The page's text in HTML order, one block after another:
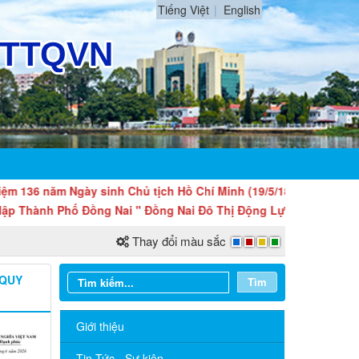
Tiếng Việt English
Ngày sinh Chủ tịch Hồ Chí Minh (19/5/1890 - 19/5/2026).
Phố Đồng Nai " Đồng Nai Đô Thị Động Lực Mới Của Quốc Gia "
Thay đổi màu sắc
Tìm
Giới thiệu